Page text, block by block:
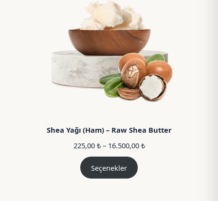
Shea Yağı (Ham) – Raw Shea Butter
225,00 ₺ – 16.500,00 ₺Fiyat
Seçenekler